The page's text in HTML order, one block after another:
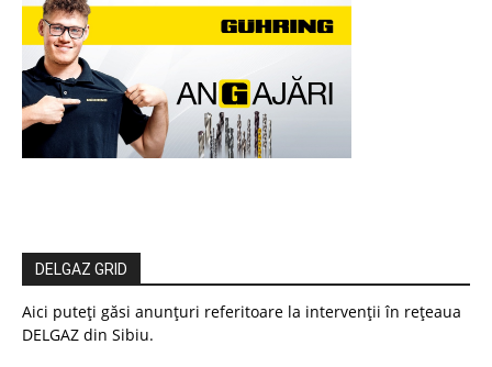
DELGAZ GRID
Aici puteți găsi anunțuri referitoare la intervenții în rețeaua
DELGAZ din Sibiu.